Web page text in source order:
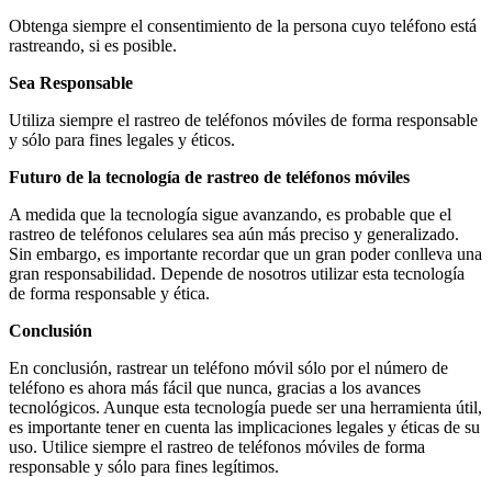
Obtenga siempre el consentimiento de la persona cuyo teléfono está
rastreando, si es posible.
Sea Responsable
Utiliza siempre el rastreo de teléfonos móviles de forma responsable
y sólo para fines legales y éticos.
Futuro de la tecnología de rastreo de teléfonos móviles
A medida que la tecnología sigue avanzando, es probable que el
rastreo de teléfonos celulares sea aún más preciso y generalizado.
Sin embargo, es importante recordar que un gran poder conlleva una
gran responsabilidad. Depende de nosotros utilizar esta tecnología
de forma responsable y ética.
Conclusión
En conclusión, rastrear un teléfono móvil sólo por el número de
teléfono es ahora más fácil que nunca, gracias a los avances
tecnológicos. Aunque esta tecnología puede ser una herramienta útil,
es importante tener en cuenta las implicaciones legales y éticas de su
uso. Utilice siempre el rastreo de teléfonos móviles de forma
responsable y sólo para fines legítimos.